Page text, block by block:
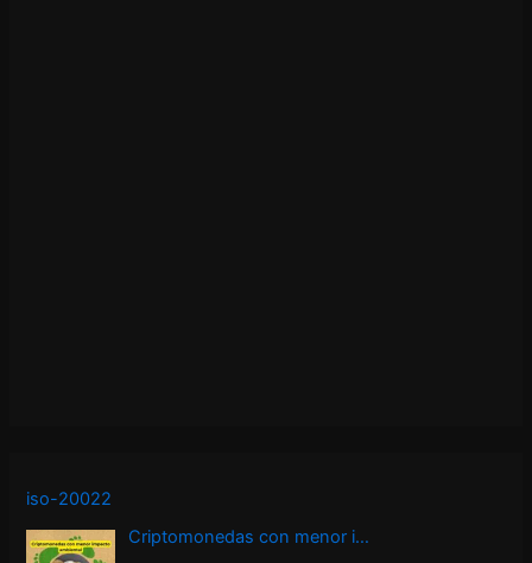
iso-20022
Criptomonedas con menor i…